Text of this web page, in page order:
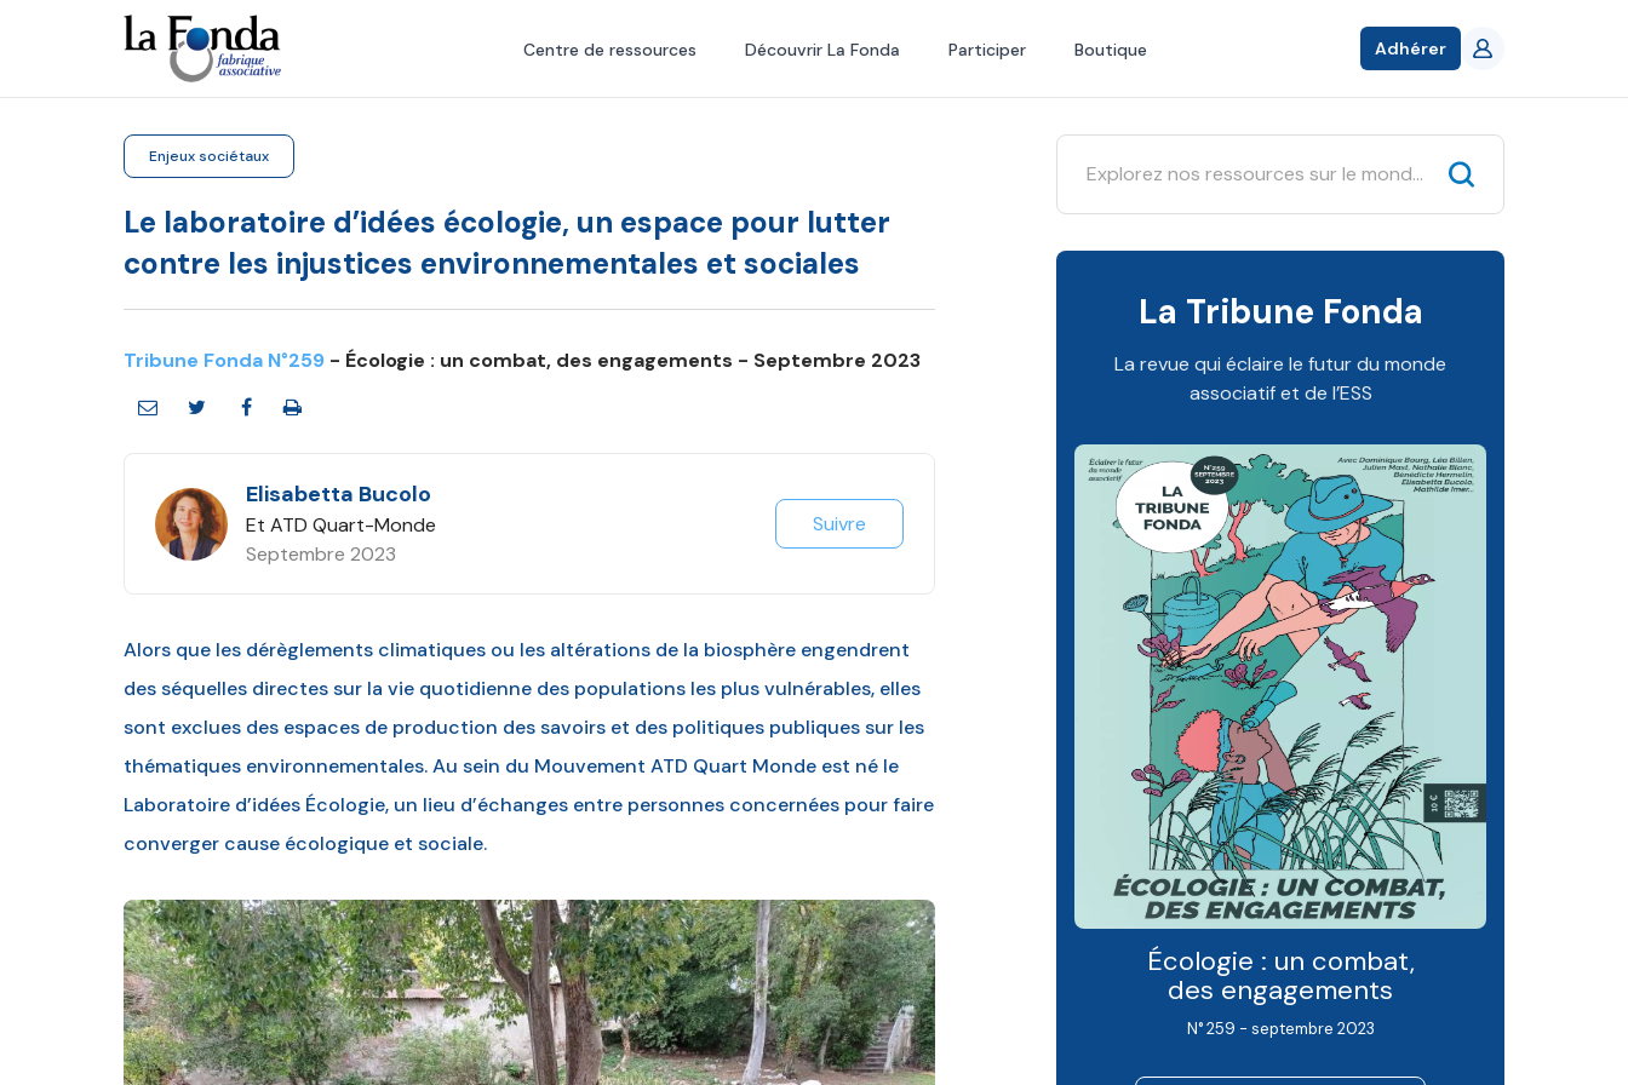
principal
Centre de ressources Découvrir La Fonda Participer Boutique Adhérer
Enjeux sociétaux
Le laboratoire d’idées écologie, un espace pour lutter
contre les injustices environnementales et sociales
Tribune Fonda N°259 - Écologie : un combat, des engagements - Septembre 2023
Elisabetta Bucolo
Et ATD Quart-Monde
Septembre 2023
Suivre
Alors que les dérèglements climatiques ou les altérations de la biosphère engendrent
des séquelles directes sur la vie quotidienne des populations les plus vulnérables, elles
sont exclues des espaces de production des savoirs et des politiques publiques sur les
thématiques environnementales. Au sein du Mouvement ATD Quart Monde est né le
Laboratoire d’idées Écologie, un lieu d’échanges entre personnes concernées pour faire
converger cause écologique et sociale.
La Tribune Fonda
La revue qui éclaire le futur du monde
associatif et de l’ESS
Écologie : un combat,
des engagements
N° 259 - septembre 2023